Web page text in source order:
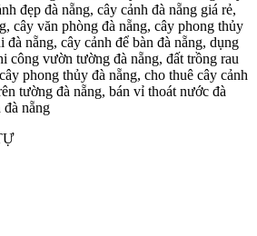
đẹp đà nẵng, cây cảnh đà nẵng giá rẻ,
cây văn phòng đà nẵng, cây phong thủy
đà nẵng, cây cảnh để bàn đà nẵng, dụng
công vườn tường đà nẵng, đất trồng rau
phong thủy đà nẵng, cho thuê cây cảnh
tường đà nẵng, bán vỉ thoát nước đà
đà nẵng